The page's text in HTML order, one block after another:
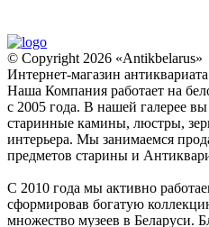
© Copyright 2026 «Antikbelarus»
Интернет-магазин антиквариата
Наша Компания работает на
с 2005 года. В нашей галерее
старинные камины, люстры,
интерьера. Мы занимаемся
предметов старины и
С 2010 года мы активно
сформировав богатую
множество музеев в Беларуси.